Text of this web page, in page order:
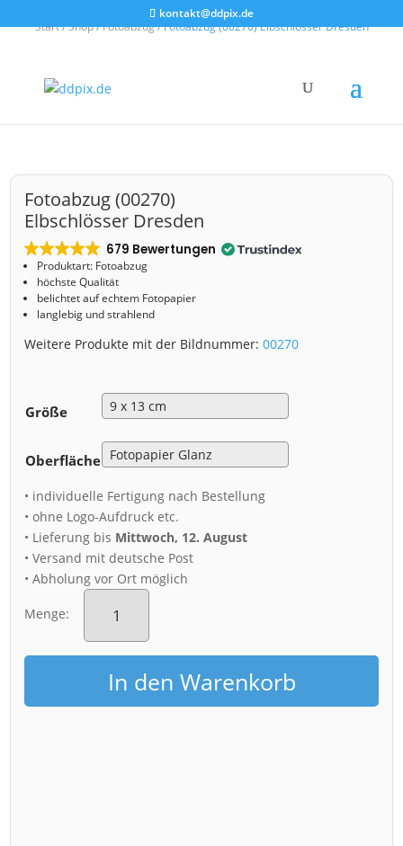
kontakt@ddpix.de
Start/Shop/Fotoabzug/ Fotoabzug (00270) Elbschlösser Dresden
Fotoabzug (00270)
Elbschlösser Dresden
679 Bewertungen
Produktart: Fotoabzug
höchste Qualität
belichtet auf echtem Fotopapier
langlebig und strahlend
Weitere Produkte mit der Bildnummer:00270
Größe
Oberfläche
• individuelle Fertigung nach Bestellung
• ohne Logo-Aufdruck etc.
• Lieferung bis Mittwoch, 12. August
• Versand mit deutsche Post
• Abholung vor Ort möglich
Menge:
Fotoabzug
(00270)
Dresden
Menge
In den Warenkorb